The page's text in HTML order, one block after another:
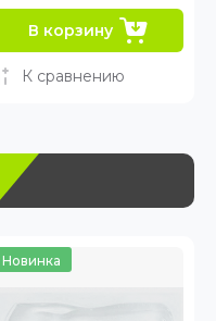
В корзину
К сравнению
Новинка